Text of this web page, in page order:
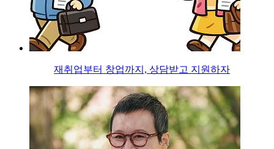
재취업부터 창업까지, 상담받고 지원하자